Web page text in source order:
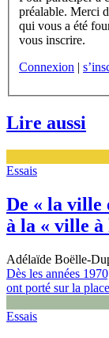
préalable. Merci d’indiquer ci-dessous l’identifiant personnel
qui vous a été fourni. Si vous n’êtes pas enregistré, vous devez
vous inscrire.
Connexion |
Lire aussi
Essais
De « la ville
à la « ville à
Adélaïde Boëlle-
Dès les années
ont porté sur la
Essais